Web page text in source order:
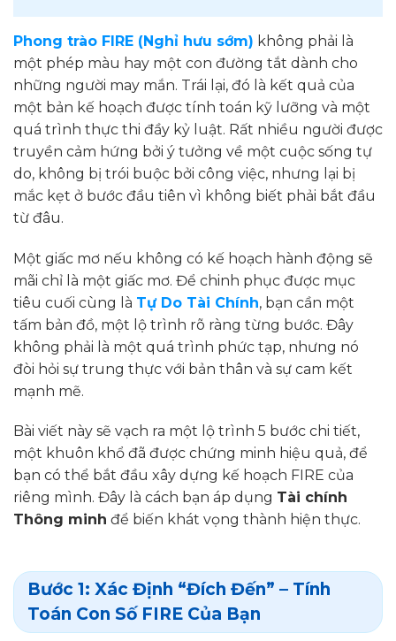
Phong trào FIRE (Nghỉ hưu sớm) không phải là
một phép màu hay một con đường tắt dành cho
những người may mắn. Trái lại, đó là kết quả của
một bản kế hoạch được tính toán kỹ lưỡng và một
quá trình thực thi đầy kỷ luật. Rất nhiều người được
truyền cảm hứng bởi ý tưởng về một cuộc sống tự
do, không bị trói buộc bởi công việc, nhưng lại bị
mắc kẹt ở bước đầu tiên vì không biết phải bắt đầu
từ đâu.
Một giấc mơ nếu không có kế hoạch hành động sẽ
mãi chỉ là một giấc mơ. Để chinh phục được mục
tiêu cuối cùng là Tự Do Tài Chính, bạn cần một
tấm bản đồ, một lộ trình rõ ràng từng bước. Đây
không phải là một quá trình phức tạp, nhưng nó
đòi hỏi sự trung thực với bản thân và sự cam kết
mạnh mẽ.
Bài viết này sẽ vạch ra một lộ trình 5 bước chi tiết,
một khuôn khổ đã được chứng minh hiệu quả, để
bạn có thể bắt đầu xây dựng kế hoạch FIRE của
riêng mình. Đây là cách bạn áp dụng Tài chính
Thông minh để biến khát vọng thành hiện thực.
Bước 1: Xác Định “Đích Đến” – Tính
Toán Con Số FIRE Của Bạn